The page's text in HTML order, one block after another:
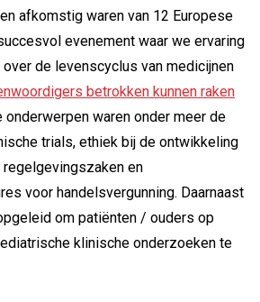
afkomstig waren van 12 Europese
evenement waar we ervaring
de levenscyclus van medicijnen
betrokken kunnen raken
onderwerpen waren onder meer de
trials, ethiek bij de ontwikkeling
en
voor handelsvergunning. Daarnaast
om patiënten / ouders op
klinische onderzoeken te